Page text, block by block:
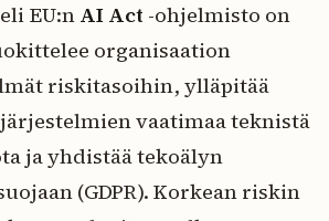
EU:n AI Act -ohjelmisto on
organisaation
riskitasoihin, ylläpitää
vaatimaa teknistä
ja yhdistää tekoälyn
(GDPR). Korkean riskin